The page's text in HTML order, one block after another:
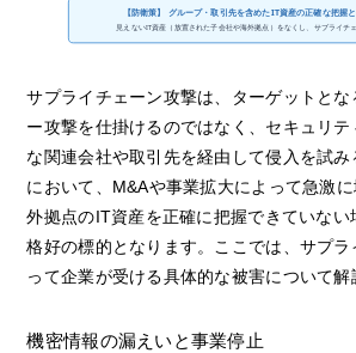
【防衛策】 グループ・取引先を含めたIT資産の正確な把握
見えないIT資産（放置された子会社や海外拠点）をなくし、サプライチ
サプライチェーン攻撃は、ターゲットと
ー攻撃を仕掛けるのではなく、セキュリ
な関連会社や取引先を経由して侵入を試
において、M&Aや事業拡大によって急激
外拠点のIT資産を正確に把握できていない
格好の標的となります。ここでは、サプラ
って企業が受ける具体的な被害について解
機密情報の漏えいと事業停止